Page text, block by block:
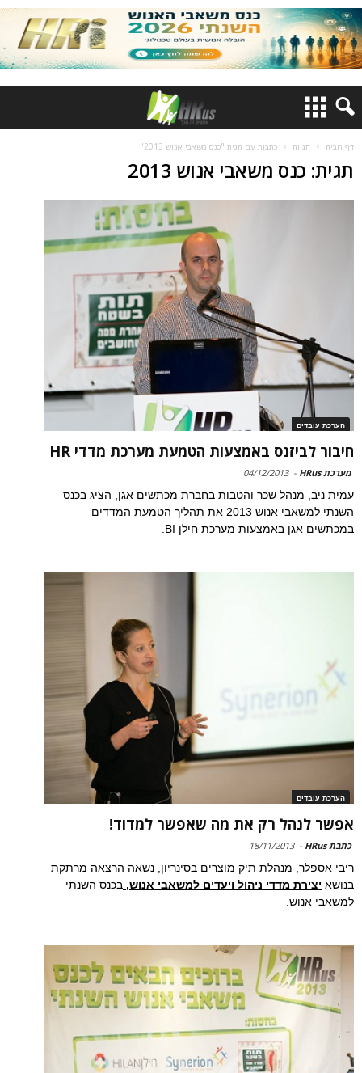
דף הבית תגיות כתבות עם תגית "כנס משאבי אנוש 2013"
תגית: כנס משאבי אנוש 2013
הערכת עובדים
חיבור לביזנס באמצעות הטמעת מערכת מדדי HR
מערכת HRus -
04/12/2013
עמית ניב, מנהל שכר והטבות בחברת מכתשים אגן, הציג בכנס
השנתי למשאבי אנוש 2013 את תהליך הטמעת המדדים
במכתשים אגן באמצעות מערכת חילן BI.
הערכת עובדים
אפשר לנהל רק את מה שאפשר למדוד!
כתבת HRus -
18/11/2013
ריבי אספלר, מנהלת תיק מוצרים בסינריון, נשאה הרצאה מרתקת
בנושא יצירת מדדי ניהול ויעדים למשאבי אנוש, בכנס השנתי
למשאבי אנוש.